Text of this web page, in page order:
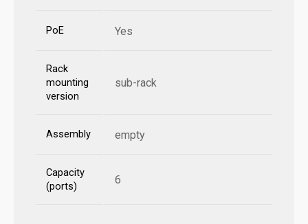
PoE Yes
Rack
mounting
version
sub-rack
Assembly empty
Capacity
(ports)
6